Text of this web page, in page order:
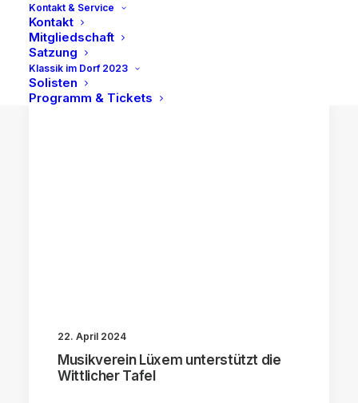
Kontakt & Service
Kontakt
Mitgliedschaft
Satzung
Klassik im Dorf 2023
Solisten
Programm & Tickets
22. April 2024
Musikverein Lüxem unterstützt die
Wittlicher Tafel